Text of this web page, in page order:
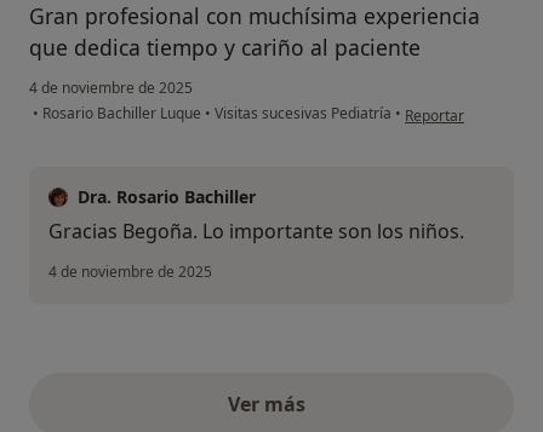
Gran profesional con muchísima experiencia
que dedica tiempo y cariño al paciente
4 de noviembre de 2025
• Rosario Bachiller Luque • Visitas sucesivas Pediatría • en opinión del
Reportar
Dra. Rosario Bachiller
Gracias Begoña. Lo importante son los niños.
4 de noviembre de 2025
Ver másopiniones anteriores